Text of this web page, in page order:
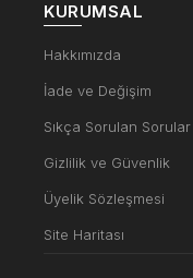
KURUMSAL
Hakkımızda
İade ve Değişim
Sıkça Sorulan Sorular
Gizlilik ve Güvenlik
Üyelik Sözleşmesi
Site Haritası